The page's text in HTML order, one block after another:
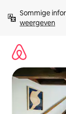
direct
naar
Sommige
weergeven